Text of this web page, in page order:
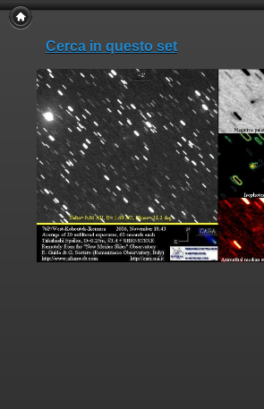
Cerca in questo set